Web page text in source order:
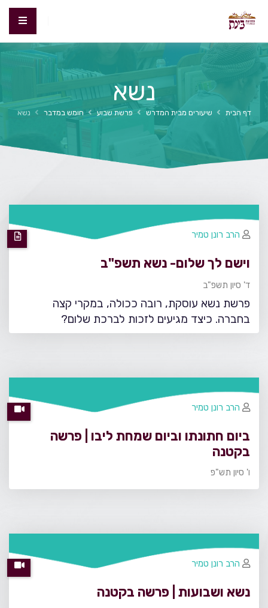
נשא
דף הבית שיעורים מבית המדרש פרשת שבוע חומש במדבר נשא
וישם לך שלום- נשא תשפ"ב
ד' סיון תשפ"ב
פרשת נשא עוסקת, רובה ככולה, במקרי קצה
בחברה. כיצד מגיעים לזכות לברכת שלום?
הרב רונן טמיר
ביום חתונתו וביום שמחת ליבו | פרשה
בקטנה
ו' סיון תש"פ
הרב רונן טמיר
נשא ושבועות | פרשה בקטנה
הרב רונן טמיר